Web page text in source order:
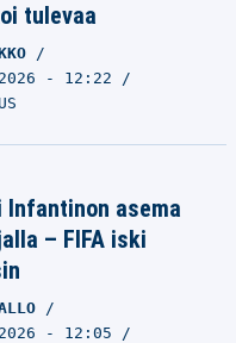
tulevaa
- 12:22
Infantinon asema
– FIFA iski
- 12:05